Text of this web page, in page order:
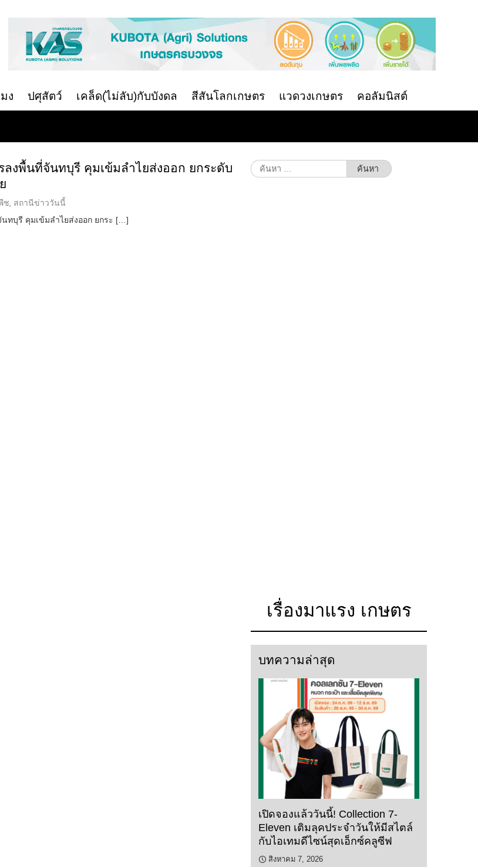
ง ปศุสัตว์ เคล็ด(ไม่ลับ)กับบังดล สีสันโลกเกษตร แวดวงเกษตร คอลัมนิสต์
ลงพื้นที่จันทบุรี คุมเข้มลำไยส่งออก ยกระดับ
ช, สถานีข่าววันนี้
ทบุรี คุมเข้มลำไยส่งออก ยกระ […]
ค้นหา
สำหรับ:
เรื่องมาแรง เกษตร
บทความล่าสุด
เปิดจองแล้ววันนี้! Collection 7-
Eleven เติมลุคประจำวันให้มีสไตล์
กับไอเทมดีไซน์สุดเอ็กซ์คลูซีฟ
สิงหาคม 7, 2026